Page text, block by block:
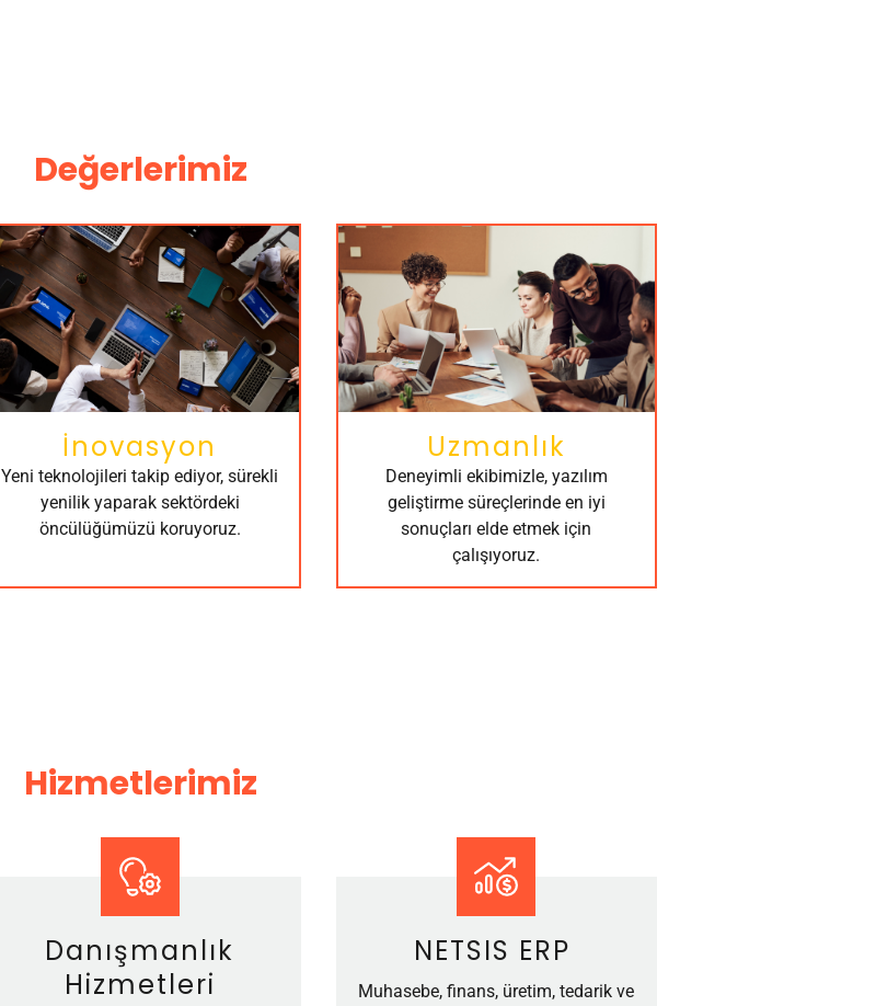
Değerlerimiz
İnovasyon
Yeni teknolojileri takip ediyor, sürekli
yenilik yaparak sektördeki
öncülüğümüzü koruyoruz.
Uzmanlık
Deneyimli ekibimizle, yazılım
geliştirme süreçlerinde en iyi
sonuçları elde etmek için
çalışıyoruz.
Hizmetlerimiz
Danışmanlık
Hizmetleri
NETSIS ERP
Muhasebe, finans, üretim, tedarik ve